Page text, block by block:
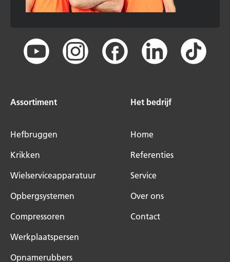
Assortiment
Hefbruggen
Krikken
Wielserviceapparatuur
Opbergsystemen
Compressoren
Werkplaatspersen
Opnamerubbers
Het bedrijf
Home
Referenties
Service
Over ons
Contact